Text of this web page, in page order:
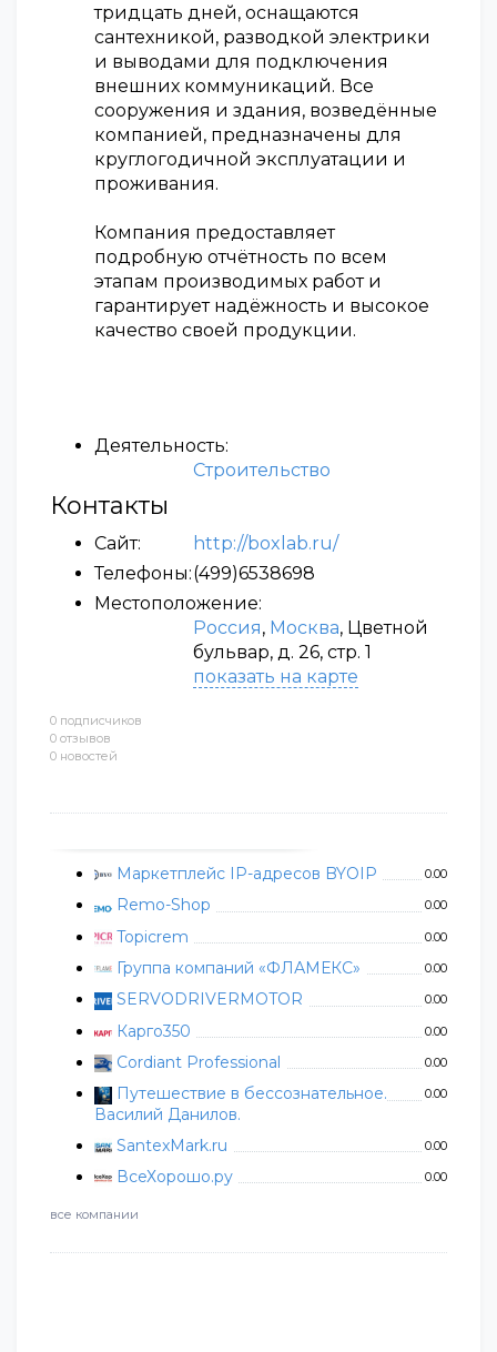
0 подписчиков
0 отзывов
0 новостей
Маркетплейс IP-адресов BYOIP 0.00
Remo-Shop 0.00
Topicrem 0.00
Группа компаний «ФЛАМЕКС» 0.00
SERVODRIVERMOTOR 0.00
Карго350 0.00
Cordiant Professional 0.00
Путешествие в бессознательное.
Василий Данилов.
0.00
SantexMark.ru 0.00
ВсеХорошо.ру 0.00
все компании
тридцать дней, оснащаются
сантехникой, разводкой электрики
и выводами для подключения
внешних коммуникаций. Все
сооружения и здания, возведённые
компанией, предназначены для
круглогодичной эксплуатации и
проживания.
Компания предоставляет
подробную отчётность по всем
этапам производимых работ и
гарантирует надёжность и высокое
качество своей продукции.
Деятельность:
Строительство
Контакты
Сайт:
http://boxlab.ru/
Телефоны:(499)6538698
Местоположение:
Россия, Москва, Цветной
бульвар, д. 26, стр. 1
показать на карте